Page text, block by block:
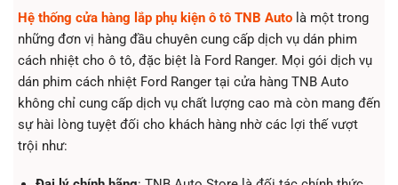
Hệ thống cửa hàng lắp phụ kiện ô tô TNB Autolà một trong
những đơn vị hàng đầu chuyên cung cấp dịch vụ dán phim
cách nhiệt cho ô tô, đặc biệt là Ford Ranger. Mọi gói dịch vụ
dán phim cách nhiệt Ford Ranger tại cửa hàng TNB Auto
không chỉ cung cấp dịch vụ chất lượng cao mà còn mang đến
sự hài lòng tuyệt đối cho khách hàng nhờ các lợi thế vượt
trội như: